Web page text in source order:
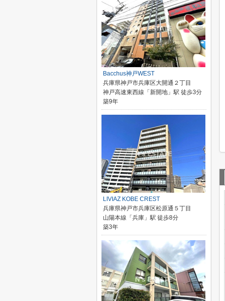
Bacchus神戸WEST
兵庫県神戸市兵庫区大開通２丁目
神戸高速東西線「新開地」駅 徒歩3分
築9年
LIVIAZ KOBE CREST
兵庫県神戸市兵庫区松原通５丁目
山陽本線「兵庫」駅 徒歩8分
築3年